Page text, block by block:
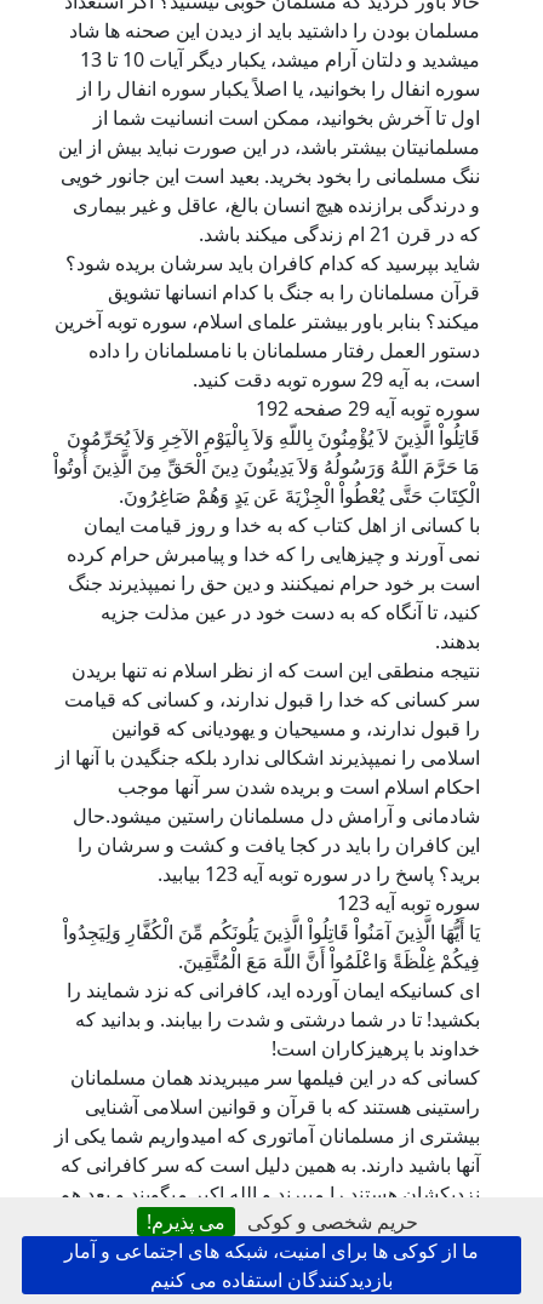
حریم شخصی و کوکی
می پذیرم!
ما از کوکی ها برای امنیت، شبکه های اجتماعی و آمار
بازدیدکنندگان استفاده می کنیم
مسلمان بودن را داشتید باید از دیدن این صحنه ها شاد
میشدید و دلتان آرام میشد، یکبار دیگر آیات 10 تا 13
سوره انفال را بخوانید، یا اصلاً یکبار سوره انفال را از
اول تا آخرش بخوانید، ممکن است انسانیت شما از
مسلمانیتان بیشتر باشد، در این صورت نباید بیش از این
ننگ مسلمانی را بخود بخرید. بعید است این جانور خویی
و درندگی برازنده هیچ انسان بالغ، عاقل و غیر بیماری
که در قرن 21 ام زندگی میکند باشد.
شاید بپرسید که کدام کافران باید سرشان بریده شود؟
قرآن مسلمانان را به جنگ با کدام انسانها تشویق
میکند؟ بنابر باور بیشتر علمای اسلام، سوره توبه آخرین
دستور العمل رفتار مسلمانان با نامسلمانان را داده
است، به آیه 29 سوره توبه دقت کنید.
سوره توبه آیه 29 صفحه 192
قَاتِلُواْ الَّذِينَ لاَ يُؤْمِنُونَ بِاللّهِ وَلاَ بِالْيَوْمِ الآخِرِ وَلاَ يُحَرِّمُونَ
مَا حَرَّمَ اللّهُ وَرَسُولُهُ وَلاَ يَدِينُونَ دِينَ الْحَقِّ مِنَ الَّذِينَ أُوتُواْ
الْكِتَابَ حَتَّى يُعْطُواْ الْجِزْيَةَ عَن يَدٍ وَهُمْ صَاغِرُونَ.
با کسانی از اهل کتاب که به خدا و روز قیامت ایمان
نمی آورند و چیزهایی را که خدا و پیامبرش حرام کرده
است بر خود حرام نمیکنند و دین حق را نمیپذیرند جنگ
کنید، تا آنگاه که به دست خود در عین مذلت جزیه
بدهند.
نتیجه منطقی این است که از نظر اسلام نه تنها بریدن
سر کسانی که خدا را قبول ندارند، و کسانی که قیامت
را قبول ندارند، و مسیحیان و یهودیانی که قوانین
اسلامی را نمیپذیرند اشکالی ندارد بلکه جنگیدن با آنها از
احکام اسلام است و بریده شدن سر آنها موجب
شادمانی و آرامش دل مسلمانان راستین میشود.حال
این کافران را باید در کجا یافت و کشت و سرشان را
برید؟ پاسخ را در سوره توبه آیه 123 بیابید.
سوره توبه آیه 123
يَا أَيُّهَا الَّذِينَ آمَنُواْ قَاتِلُواْ الَّذِينَ يَلُونَكُم مِّنَ الْكُفَّارِ وَلِيَجِدُواْ
فِيكُمْ غِلْظَةً وَاعْلَمُواْ أَنَّ اللّهَ مَعَ الْمُتَّقِينَ.
ای کسانیکه ایمان آورده اید، کافرانی که نزد شمایند را
بکشید! تا در شما درشتی و شدت را بیابند. و بدانید که
خداوند با پرهیزکاران است!
کسانی که در این فیلمها سر میبریدند همان مسلمانان
راستینی هستند که با قرآن و قوانین اسلامی آشنایی
بیشتری از مسلمانان آماتوری که امیدواریم شما یکی از
آنها باشید دارند. به همین دلیل است که سر کافرانی که
نزدیکشان هستند را میبرند و الله اکبر میگویند و بعد هم
شاد میشوند و به کار خود افتخار میکنند. در ادامه نشان
خواهیم داد که سر بریدن در احادیث نیز وجود دارد و
خود پیامبر اسلام و مسلمانان اولیه اینکار را میکرده اند.